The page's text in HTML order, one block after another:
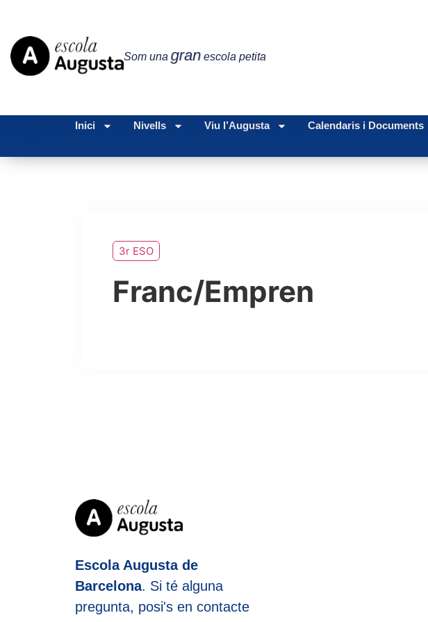
Som una gran escola petita
Inici Nivells Viu l’Augusta Calendaris i Documents
3r ESO
Franc/Empren
Escola Augusta de
Barcelona. Si té alguna
pregunta, posi's en contacte